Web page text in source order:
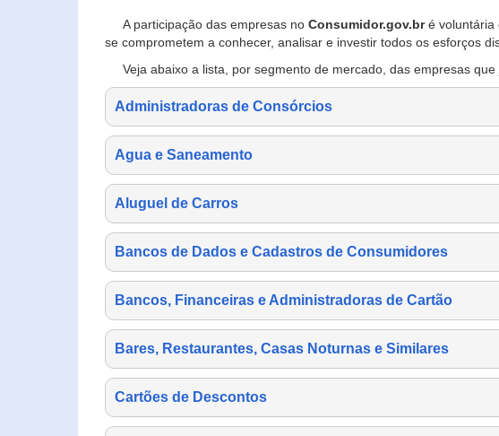
A participação das empresas no Consumidor.gov.bré voluntária
se comprometem a conhecer, analisar e investir todos os esforços
Veja abaixo a lista, por segmento de mercado, das empresas que
Administradoras de Consórcios
Agua e Saneamento
Aluguel de Carros
Bancos de Dados e Cadastros de Consumidores
Bancos, Financeiras e Administradoras de Cartão
Bares, Restaurantes, Casas Noturnas e Similares
Cartões de Descontos